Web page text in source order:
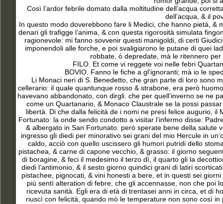
Così l’ardor febrile domato dalla moltitudine dell’acqua
dell’acqua, & il
In questo modo doverebbono fare li Medici, che hanno pietà, &
denari gli trafigge l’anima, & con questa rigorosità simulata
ragionevole: mi fanno sovvenir questi manigoldi, di certi
imponendoli alle forche, e poi svaligiarono le putane di quei
robbate, ò depredate, mà le ritennero
FILO. Et come vi reggete voi nelle febri
BOVIO. Fanno le fiche a gl’ignoranti; mà io le
Li Monaci neri di S. Benedetto, che gran parte di loro sono
cellerario: il quale quantunque rosso & strabone, era però
havevano abbandonato, con dirgli. che per quell’inverno se ne
come un Quartanario, & Monaco Claustrale se la possi
libertà. Di che dalla felicità de i nomi ne presi felice augurio,
Fortunato: la onde sendo condotto a visitar l’infermo disse:
& albergato in San Fortunato: però sperate bene della salute
ingresso gli diedi per minorativo sei grani del mio Hercule in
caldo, acciò con quello uscissero gli humori putridi dello
pistachea , & carne di capone vecchio, & grasso: il giorno
di boragine, & feci il medesimo il terzo dì, il quarto gli la
diedi l’antimonio, & il sesto giorno quindici grani di latiri
pistachee, pignocati, & vini honesti a bere, et in questi sei
più sentì alteration di febre, che gli accennasse, non che poi
ricevuta sanità. Egli era di età di trentasei anni in circa, et di
riuscì con felicità, quando mò le temperature non sono così